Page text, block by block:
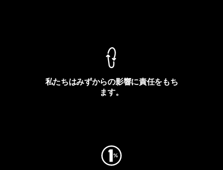
私たちはみずからの影響に責任をもち
ます。